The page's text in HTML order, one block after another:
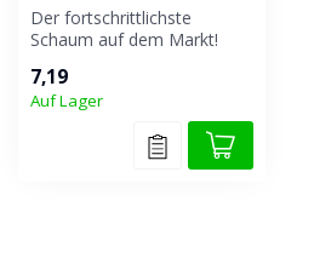
Der fortschrittlichste
Schaum auf dem Markt!
Formel li...
7,19
Auf Lager